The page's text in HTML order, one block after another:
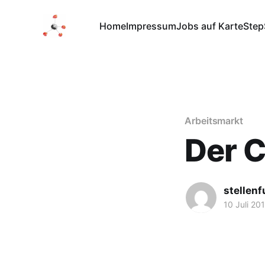
HomeImpressumJobs auf Karte
Arbeitsmarkt
Der
10 Juli